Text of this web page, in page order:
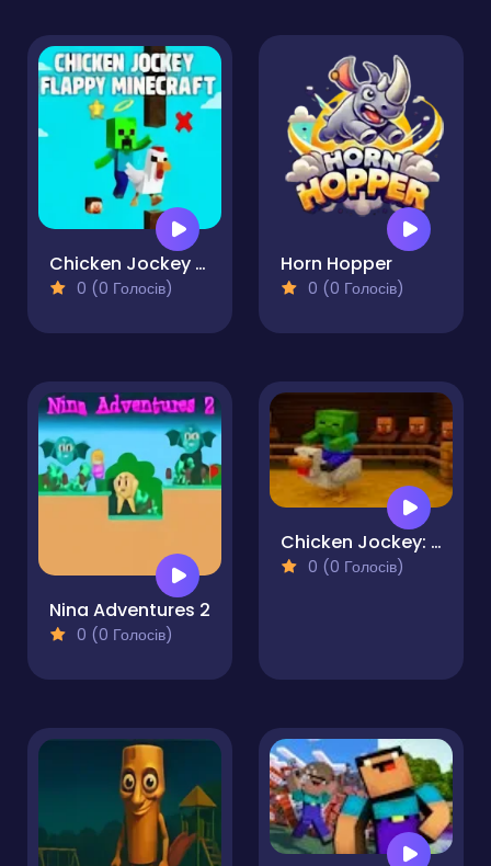
Chicken Jockey Flappy Minecraft
0 (0 Голосів)
Horn Hopper
0 (0 Голосів)
Nina Adventures 2
0 (0 Голосів)
Chicken Jockey: Hidden Lava Chicken
0 (0 Голосів)